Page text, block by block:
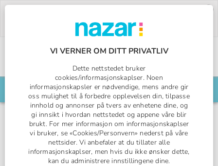
Bruk rabattkoden:PW26.
Nazar logo
Norges All Inclusive-spesialist
Søk din reise her
VI VERNER OM DITT PRIVATLIV
Dette nettstedet bruker
cookies/informasjonskaplser. Noen
informasjonskapsler er nødvendige, mens andre gir
oss mulighet til å forbedre opplevelsen din, tilpasse
innhold og annonser på tvers av enhetene dine, og
gi innsikt i hvordan nettstedet og appene våre blir
brukt. For mer informasjon om informasjonskaplser
vi bruker, se «Cookies/Personvern» nederst på våre
nettsider. Vi anbefaler at du tillater alle
informasjonskaplser, men hvis du ikke ønsker dette,
kan du administrere innstillingene dine.